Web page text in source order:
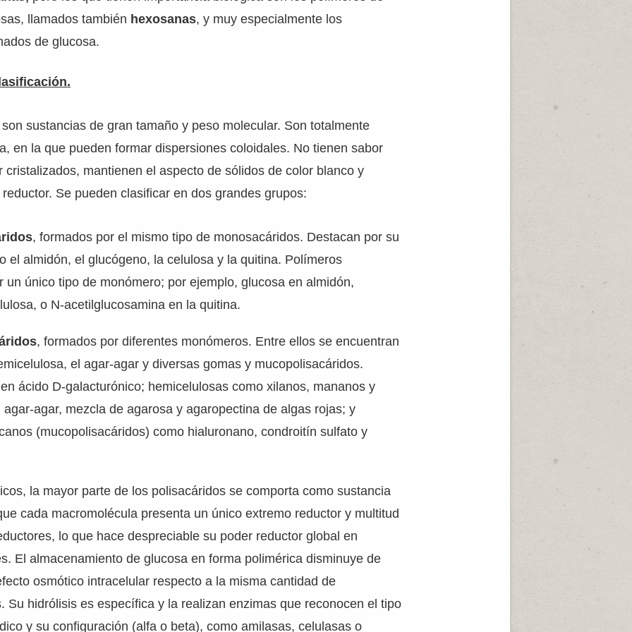
llamados también hexosanas, y muy especialmente los
de glucosa.
sustancias de gran tamaño y peso molecular. Son totalmente
en la que pueden formar dispersiones coloidales. No tienen sabor
cristalizados, mantienen el aspecto de sólidos de color blanco y
Se pueden clasificar en dos grandes grupos:
, formados por el mismo tipo de monosacáridos. Destacan por su
el almidón, el glucógeno, la celulosa y la quitina. Polímeros
un único tipo de monómero; por ejemplo, glucosa en almidón,
o N-acetilglucosamina en la quitina.
, formados por diferentes monómeros. Entre ellos se encuentran
el agar-agar y diversas gomas y mucopolisacáridos.
ácido D-galacturónico; hemicelulosas como xilanos, mananos y
agar, mezcla de agarosa y agaropectina de algas rojas; y
(mucopolisacáridos) como hialuronano, condroitín sulfato y
la mayor parte de los polisacáridos se comporta como sustancia
cada macromolécula presenta un único extremo reductor y multitud
lo que hace despreciable su poder reductor global en
El almacenamiento de glucosa en forma polimérica disminuye de
osmótico intracelular respecto a la misma cantidad de
Su hidrólisis es específica y la realizan enzimas que reconocen el tipo
y su configuración (alfa o beta), como amilasas, celulasas o